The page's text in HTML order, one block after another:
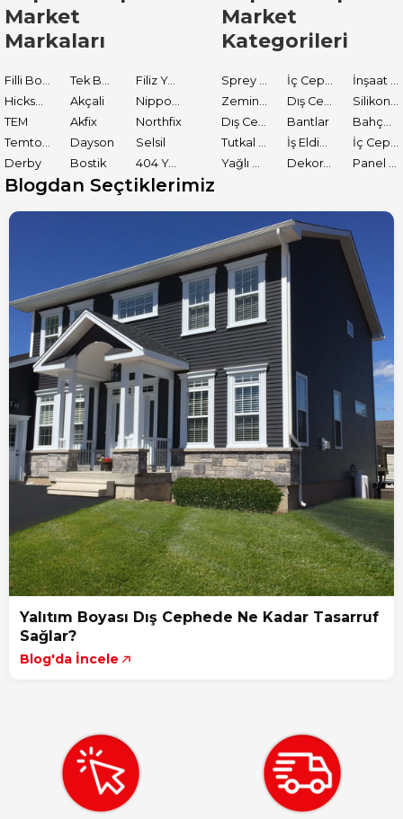
Market
Markaları
Filiz Yapı Market
Akçali
TEM
Akfix
Northfix
Dayson
Selsil
Derby
Bostik 404 Yapıştırıcı
Market
Kategorileri
Bantlar
İş Eldiveni
Dekoratif Boyalar
Blogdan Seçtiklerimiz
Yalıtım Boyası Dış Cephede Ne Kadar Tasarruf
Sağlar?
Blog'da İncele